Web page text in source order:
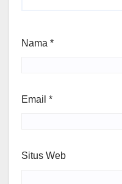
Nama *
Email *
Situs Web